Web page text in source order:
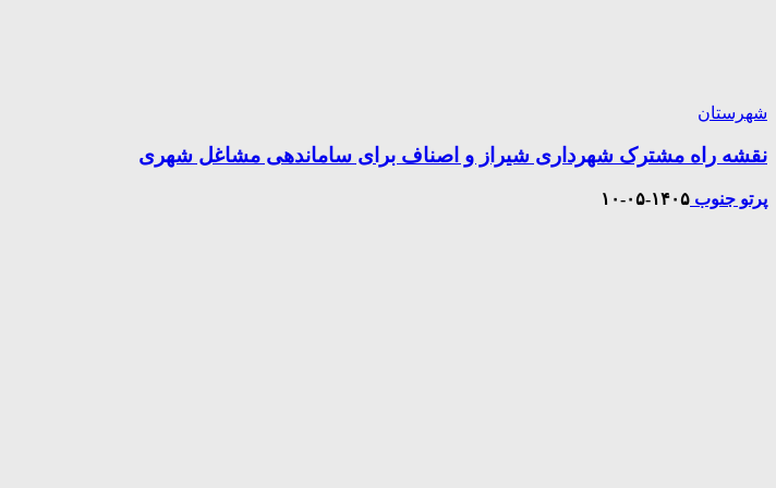
شهرستان
نقشه راه مشترک شهرداری شیراز و اصناف برای ساماندهی مشاغل شهری
پرتو جنوب ۱۴۰۵-۰۵-۱۰